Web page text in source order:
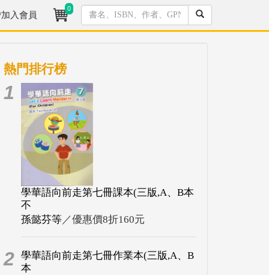
入會員
0
熱門排行榜
1
學華語向前走第七冊課本(三版,A、B本
不
孫懿芬等／優惠價8折160元
2 學華語向前走第七冊作業本(三版,A、B
本